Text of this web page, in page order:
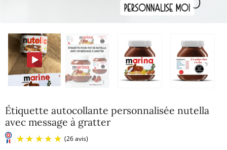
Étiquette autocollante personnalisée nutella
avec message à gratter